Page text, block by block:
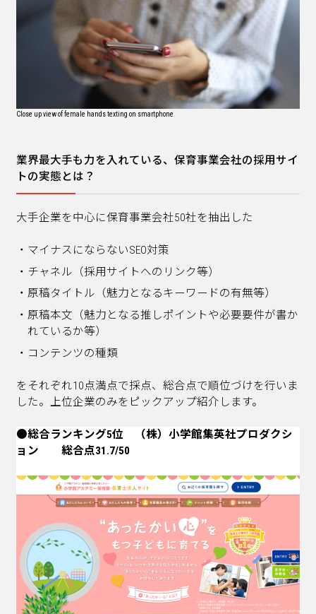
Close up view of female hands texting on smartphone
業界最大手も力を入れている、保育事業会社の採用サイ
トの実態とは？
大手企業を中心に保育事業会社50社を抽出した
マイナスにならないSEO対策
チャネル（採用サイトへのリンク等）
原稿タイトル（魅力となるキーワードの有無等）
原稿本文（魅力となる推しポイントや必要要件が書か
れているか等）
コンテンツの種類
をそれぞれ10点満点で採点、総合点で順位づけを行いま
した。上位企業のみをピックアップ紹介します。
●総合ランキング5位 （株）小学館集英社プロダクシ
ョン 総合点31.7/50